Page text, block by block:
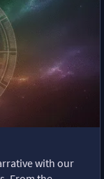
with our